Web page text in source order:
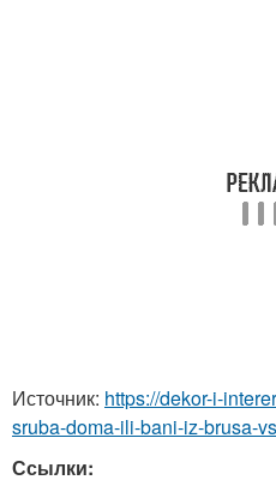
Источник: https://dekor-i-
sruba-doma-ili-bani-iz-brusa-
Ссылки: